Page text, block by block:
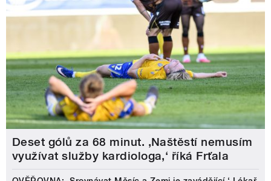
Deset gólů za 68 minut. ,Naštěstí nemusím
využívat služby kardiologa,‘ říká Frťala